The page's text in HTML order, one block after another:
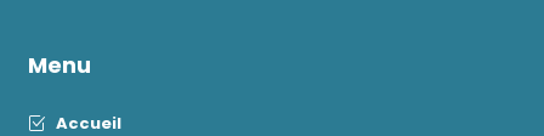
Menu
Accueil